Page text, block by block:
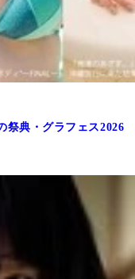
典・グラフェス2026